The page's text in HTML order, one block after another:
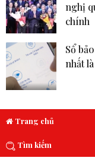
nghị
chính
Sổ
nhất
Trang chủ
Tìm kiếm